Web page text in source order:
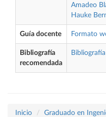
Amadeo
Hauke
Guía docente Formato
Bibliografía
recomendada
Bibliografía
Inicio
Graduado en